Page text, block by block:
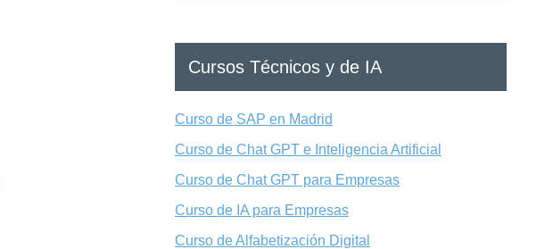
Cursos Técnicos y de IA
Curso de SAP en Madrid
Curso de Chat GPT e Inteligencia Artificial
Curso de Chat GPT para Empresas
Curso de IA para Empresas
Curso de Alfabetización Digital